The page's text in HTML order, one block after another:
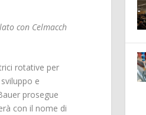
con Celmacch
rotative per
e
prosegue
con il nome di